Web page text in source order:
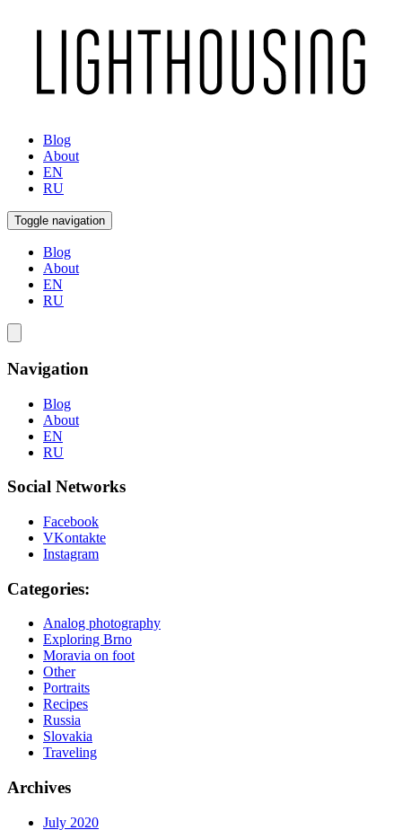
Blog
About
EN
RU
Toggle navigation
Blog
About
EN
RU
Navigation
Blog
About
EN
RU
Social Networks
Facebook
VKontakte
Instagram
Categories:
Analog photography
Exploring Brno
Moravia on foot
Other
Portraits
Recipes
Russia
Slovakia
Traveling
Archives
July 2020